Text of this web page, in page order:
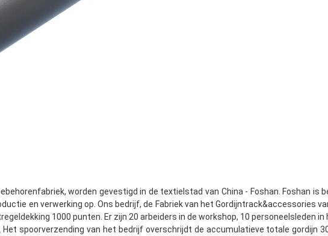
worden gevestigd in de textielstad van China - Foshan. Foshan
en verwerking op. Ons bedrijf, de Fabriek van het Gordijntrack&accessories
1000 punten. Er zijn 20 arbeiders in de workshop, 10 personeelsleden
spoorverzending van het bedrijf overschrijdt de accumulatieve totale gordijn